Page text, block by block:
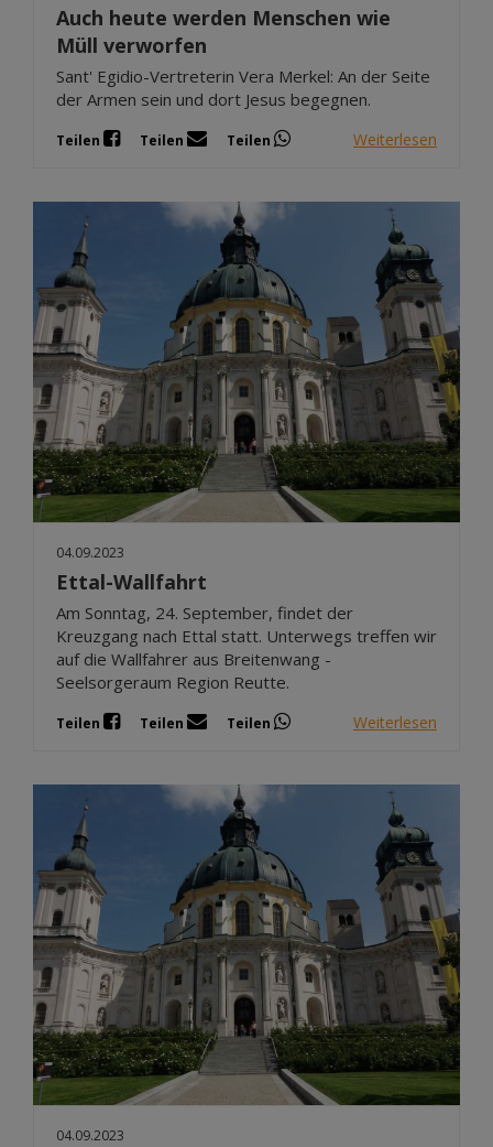
Auch heute werden Menschen wie
Müll verworfen
Sant' Egidio-Vertreterin Vera Merkel: An der Seite
der Armen sein und dort Jesus begegnen.
Teilen Teilen Teilen Weiterlesen
04.09.2023
Ettal-Wallfahrt
Am Sonntag, 24. September, findet der
Kreuzgang nach Ettal statt. Unterwegs treffen wir
auf die Wallfahrer aus Breitenwang -
Seelsorgeraum Region Reutte.
Teilen Teilen Teilen Weiterlesen
04.09.2023